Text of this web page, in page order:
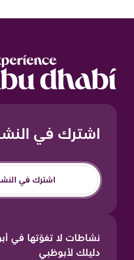
اشترك في
اشترك في
نشاطات لا تفوّتها في
دليلك لأبوظبي